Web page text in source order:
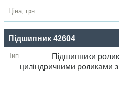
Підшипник 42604
Підшипники
циліндричними роликами